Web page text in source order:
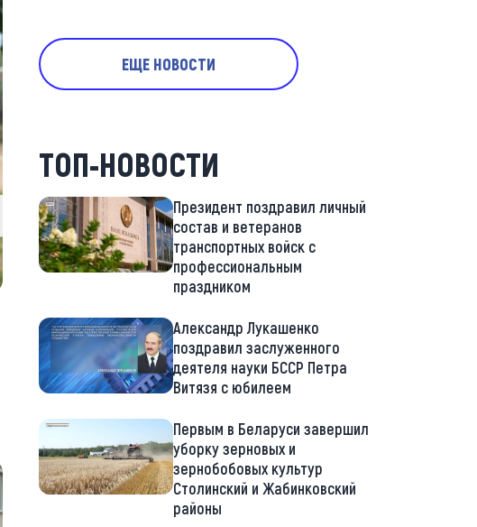
ЕЩЕ НОВОСТИ
ТОП-НОВОСТИ
Президент поздравил личный
состав и ветеранов
транспортных войск с
профессиональным
праздником
Александр Лукашенко
поздравил заслуженного
деятеля науки БССР Петра
Витязя с юбилеем
Первым в Беларуси завершил
уборку зерновых и
зернобобовых культур
Столинский и Жабинковский
районы